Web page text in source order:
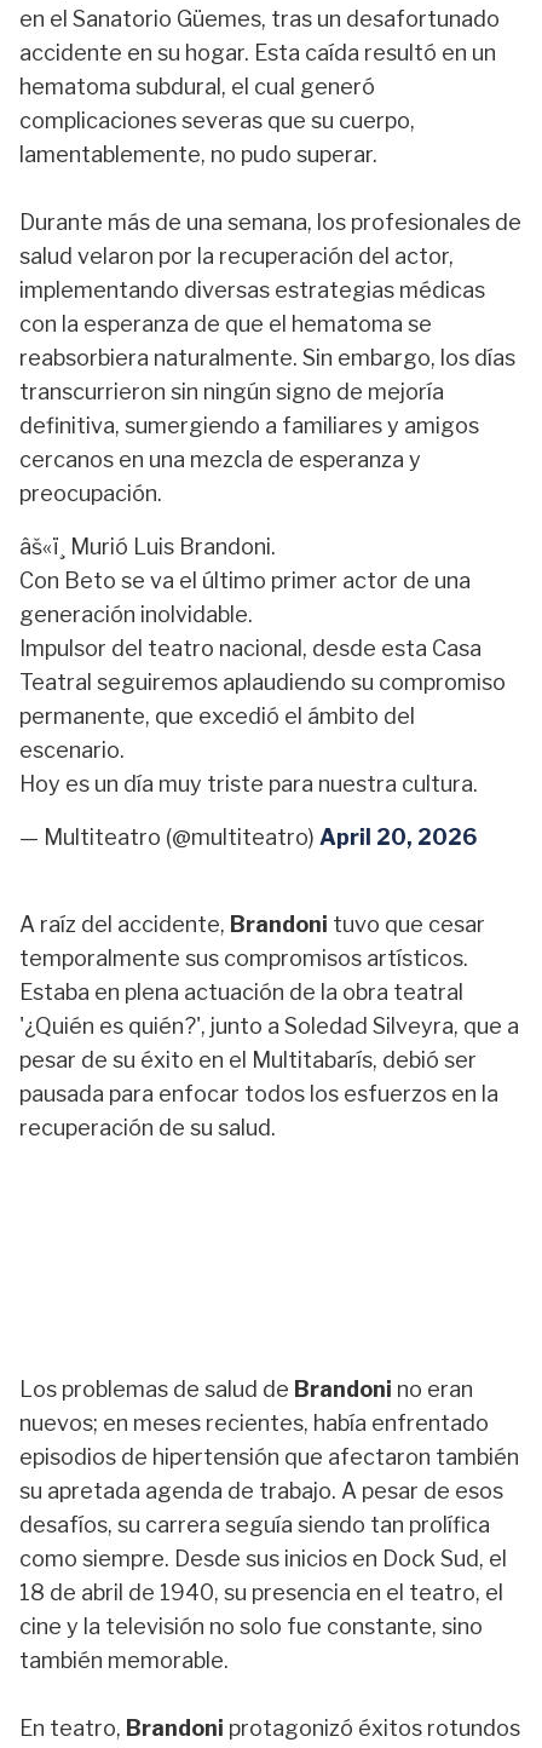
en el Sanatorio Güemes, tras un desafortunado
accidente en su hogar. Esta caída resultó en un
hematoma subdural, el cual generó
complicaciones severas que su cuerpo,
lamentablemente, no pudo superar.
Durante más de una semana, los profesionales de
salud velaron por la recuperación del actor,
implementando diversas estrategias médicas
con la esperanza de que el hematoma se
reabsorbiera naturalmente. Sin embargo, los días
transcurrieron sin ningún signo de mejoría
definitiva, sumergiendo a familiares y amigos
cercanos en una mezcla de esperanza y
preocupación.
âš«ï¸ Murió Luis Brandoni.
Con Beto se va el último primer actor de una
generación inolvidable.
Impulsor del teatro nacional, desde esta Casa
Teatral seguiremos aplaudiendo su compromiso
permanente, que excedió el ámbito del
escenario.
Hoy es un día muy triste para nuestra cultura.
— Multiteatro (@multiteatro) April 20, 2026
A raíz del accidente, Brandoni tuvo que cesar
temporalmente sus compromisos artísticos.
Estaba en plena actuación de la obra teatral
'¿Quién es quién?', junto a Soledad Silveyra, que a
pesar de su éxito en el Multitabarís, debió ser
pausada para enfocar todos los esfuerzos en la
recuperación de su salud.
Los problemas de salud de Brandoni no eran
nuevos; en meses recientes, había enfrentado
episodios de hipertensión que afectaron también
su apretada agenda de trabajo. A pesar de esos
desafíos, su carrera seguía siendo tan prolífica
como siempre. Desde sus inicios en Dock Sud, el
18 de abril de 1940, su presencia en el teatro, el
cine y la televisión no solo fue constante, sino
también memorable.
En teatro, Brandoni protagonizó éxitos rotundos